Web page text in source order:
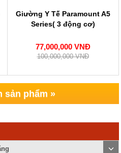
Giường Y Tế Paramount A5
Series( 3 động cơ)
77,000,000 VNĐ
100,000,000 VNĐ
sản phẩm »